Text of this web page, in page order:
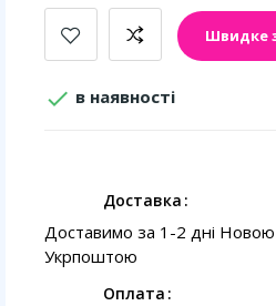
Швидке
 в наявності
Доставка
Доставимо за 1-2 дні
Укрпоштою
Оплата